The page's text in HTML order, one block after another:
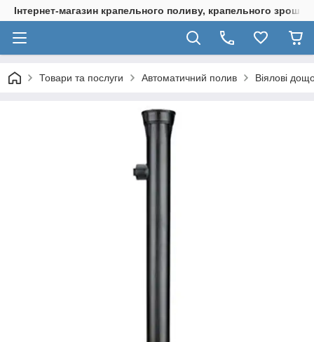
Інтернет-магазин крапельного поливу, крапельного
Товари та послуги Автоматичний полив Віялові